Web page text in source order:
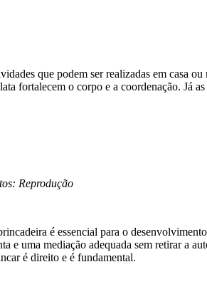
que podem ser realizadas em casa
fortalecem o corpo e a coordenação. Já
Reprodução
é essencial para o
e uma mediação adequada sem retirar a
é direito e é fundamental.